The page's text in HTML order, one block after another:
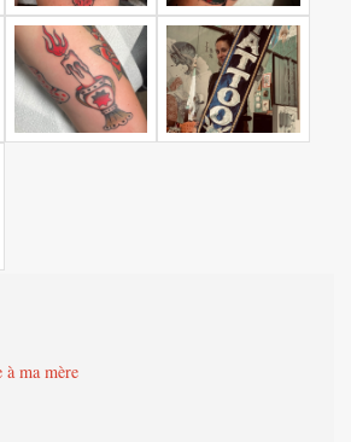
à ma mère